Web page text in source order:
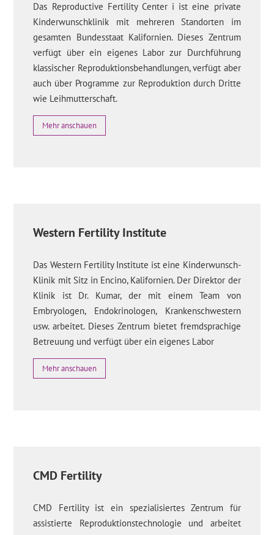
Das Reproductive Fertility Center i ist eine private
Kinderwunschklinik mit mehreren Standorten im
gesamten Bundesstaat Kalifornien. Dieses Zentrum
verfügt über ein eigenes Labor zur Durchführung
klassischer Reproduktionsbehandlungen, verfügt aber
auch über Programme zur Reproduktion durch Dritte
wie Leihmutterschaft.
Mehr anschauen
Western Fertility Institute
Das Western Fertility Institute ist eine Kinderwunsch-
Klinik mit Sitz in Encino, Kalifornien. Der Direktor der
Klinik ist Dr. Kumar, der mit einem Team von
Embryologen, Endokrinologen, Krankenschwestern
usw. arbeitet. Dieses Zentrum bietet fremdsprachige
Betreuung und verfügt über ein eigenes Labor
Mehr anschauen
CMD Fertility
CMD Fertility ist ein spezialisiertes Zentrum für
assistierte Reproduktionstechnologie und arbeitet